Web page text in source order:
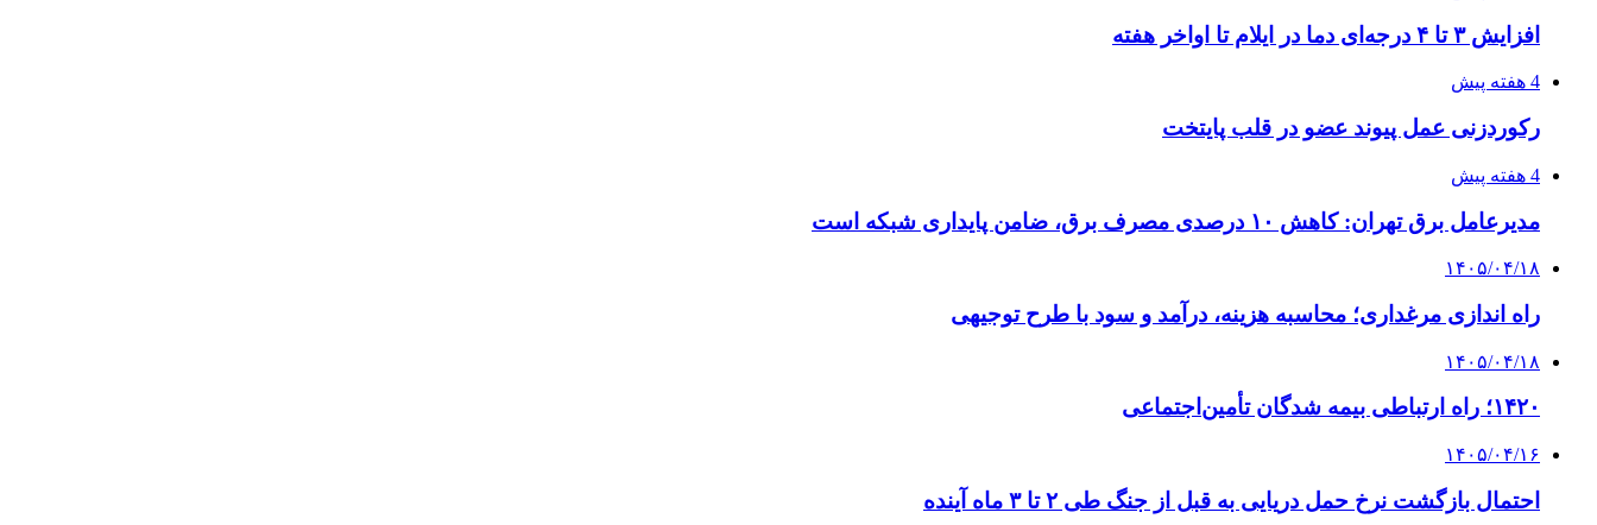
افزایش ۳ تا ۴ درجه‌ای دما در ایلام تا اواخر هفته
4 هفته پیش
رکوردزنی عمل پیوند عضو در قلب پایتخت
4 هفته پیش
مدیرعامل برق تهران: کاهش ۱۰ درصدی مصرف برق، ضامن پایداری شبکه است
۱۴۰۵/۰۴/۱۸
راه اندازی مرغداری؛ محاسبه هزینه، درآمد و سود با طرح توجیهی
۱۴۰۵/۰۴/۱۸
۱۴۲۰؛ راه ارتباطی بیمه شدگان تأمین‌اجتماعی
۱۴۰۵/۰۴/۱۶
احتمال بازگشت نرخ حمل دریایی به قبل از جنگ طی ۲ تا ۳ ماه آینده